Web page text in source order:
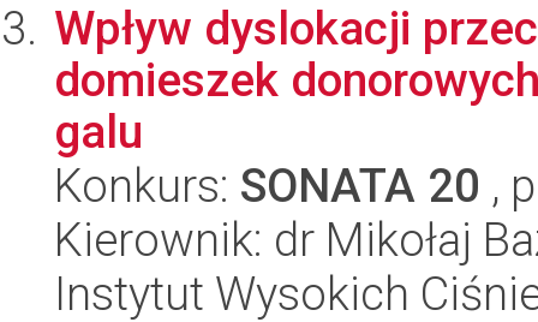
Wpływ dyslokacji
domieszek
galu
Konkurs: SONATA 20 ,
Kierownik: dr Mikołaj
Instytut Wysokich